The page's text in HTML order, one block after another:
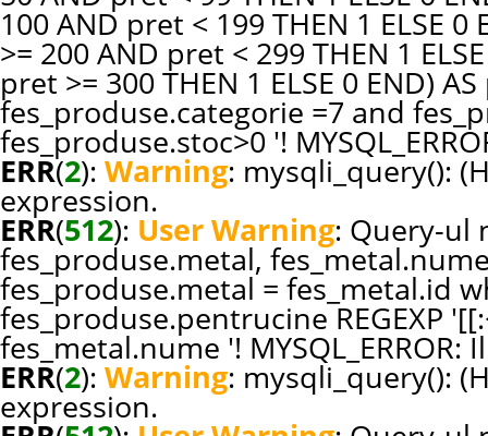
100 AND pret < 199 THEN 1 ELSE
>= 200 AND pret < 299 THEN 1
pret >= 300 THEN 1 ELSE 0 END)
fes_produse.categorie =7 and
fes_produse.stoc>0 '!
ERR(2): Warning: mysqli_query():
expression.
ERR(512): User Warning: Query-ul
fes_produse.metal,
fes_produse.metal = fes_metal.id
fes_produse.pentrucine REGEXP
fes_metal.nume '!
ERR(2): Warning: mysqli_query():
expression.